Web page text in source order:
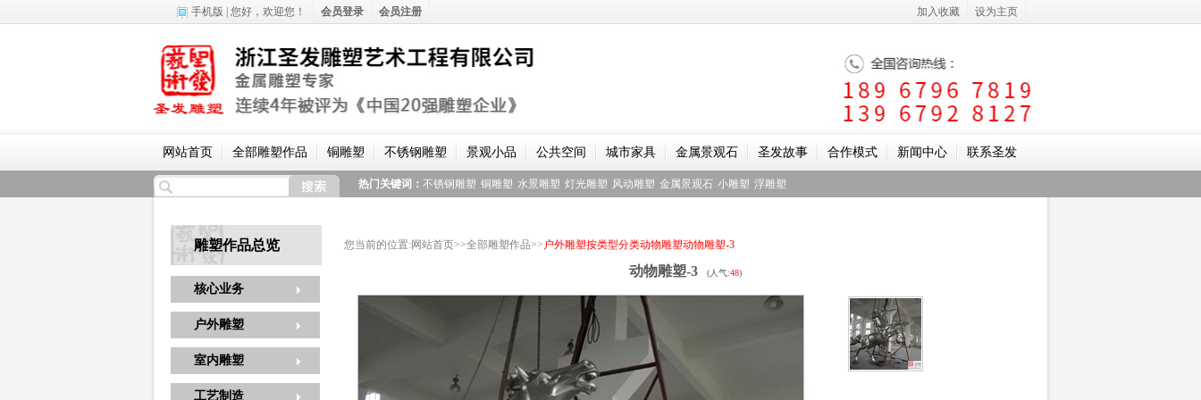
网站首页 全部雕塑作品 铜雕塑 不锈钢雕塑 景观小品 公共空间 城市家具 金属景观石 圣发故事 合作模式 新闻中心 联系圣发
热门关键词： 不锈钢雕塑 铜雕塑 水景雕塑 灯光雕塑 风动雕塑 金属景观石 小雕塑 浮雕塑
雕塑作品总览
核心业务
户外雕塑
室内雕塑
工艺制造
您当前的位置:网站首页>>全部雕塑作品>> 户外雕塑按类型分类动物雕塑动物雕塑-3
动物雕塑-3 (人气:48)
手机版 | 您好， 欢迎您！ 会员登录 会员注册 加入收藏 设为主页